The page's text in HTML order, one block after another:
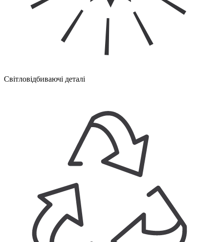
Світловідбиваючі деталі